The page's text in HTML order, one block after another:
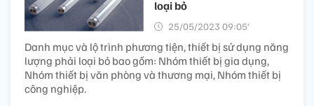
loại bỏ
25/05/2023 09:05’
Danh mục và lộ trình phương tiện, thiết bị sử dụng năng
lượng phải loại bỏ bao gồm: Nhóm thiết bị gia dụng,
Nhóm thiết bị văn phòng và thương mại, Nhóm thiết bị
công nghiệp.